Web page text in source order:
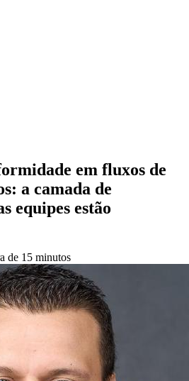
em fluxos de
a camada de
equipes estão
de 15 minutos